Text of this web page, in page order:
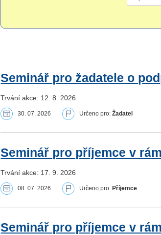
Seminář pro žadatele o
Trvání akce: 12. 8. 2026
30. 07. 2026 Určeno pro:Žadatel
Seminář pro příjemce v
Trvání akce: 17. 9. 2026
08. 07. 2026 Určeno pro:Příjemce
Seminář pro příjemce v